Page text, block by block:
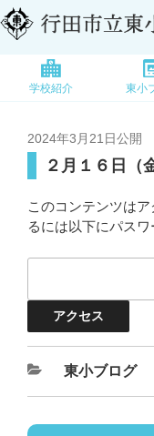
学校紹介 東小
2024年3月21日公開
２月１６日（
このコンテンツは
るには以下にパスワ
東小ブログ